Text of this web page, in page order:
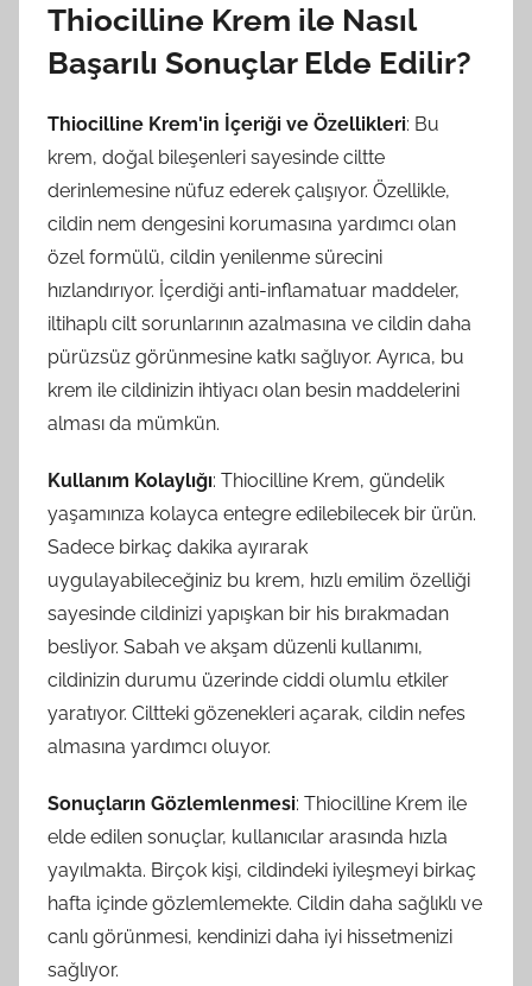
Thiocilline Krem ile Nasıl
Başarılı Sonuçlar Elde Edilir?
Thiocilline Krem'in İçeriği ve Özellikleri: Bu
krem, doğal bileşenleri sayesinde ciltte
derinlemesine nüfuz ederek çalışıyor. Özellikle,
cildin nem dengesini korumasına yardımcı olan
özel formülü, cildin yenilenme sürecini
hızlandırıyor. İçerdiği anti-inflamatuar maddeler,
iltihaplı cilt sorunlarının azalmasına ve cildin daha
pürüzsüz görünmesine katkı sağlıyor. Ayrıca, bu
krem ile cildinizin ihtiyacı olan besin maddelerini
alması da mümkün.
Kullanım Kolaylığı: Thiocilline Krem, gündelik
yaşamınıza kolayca entegre edilebilecek bir ürün.
Sadece birkaç dakika ayırarak
uygulayabileceğiniz bu krem, hızlı emilim özelliği
sayesinde cildinizi yapışkan bir his bırakmadan
besliyor. Sabah ve akşam düzenli kullanımı,
cildinizin durumu üzerinde ciddi olumlu etkiler
yaratıyor. Ciltteki gözenekleri açarak, cildin nefes
almasına yardımcı oluyor.
Sonuçların Gözlemlenmesi: Thiocilline Krem ile
elde edilen sonuçlar, kullanıcılar arasında hızla
yayılmakta. Birçok kişi, cildindeki iyileşmeyi birkaç
hafta içinde gözlemlemekte. Cildin daha sağlıklı ve
canlı görünmesi, kendinizi daha iyi hissetmenizi
sağlıyor.